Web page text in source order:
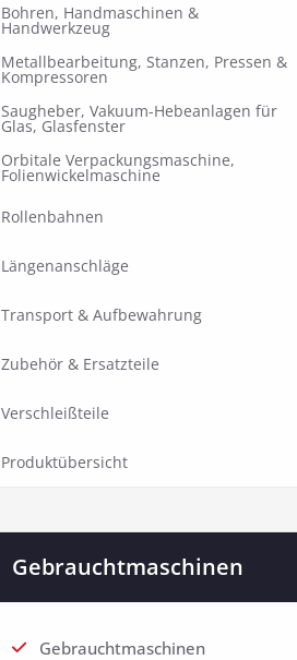
Bohren, Handmaschinen &
Handwerkzeug
Metallbearbeitung, Stanzen, Pressen &
Kompressoren
Saugheber, Vakuum-Hebeanlagen für
Glas, Glasfenster
Orbitale Verpackungsmaschine,
Folienwickelmaschine
Rollenbahnen
Längenanschläge
Transport & Aufbewahrung
Zubehör & Ersatzteile
Verschleißteile
Produktübersicht
Gebrauchtmaschinen
Gebrauchtmaschinen